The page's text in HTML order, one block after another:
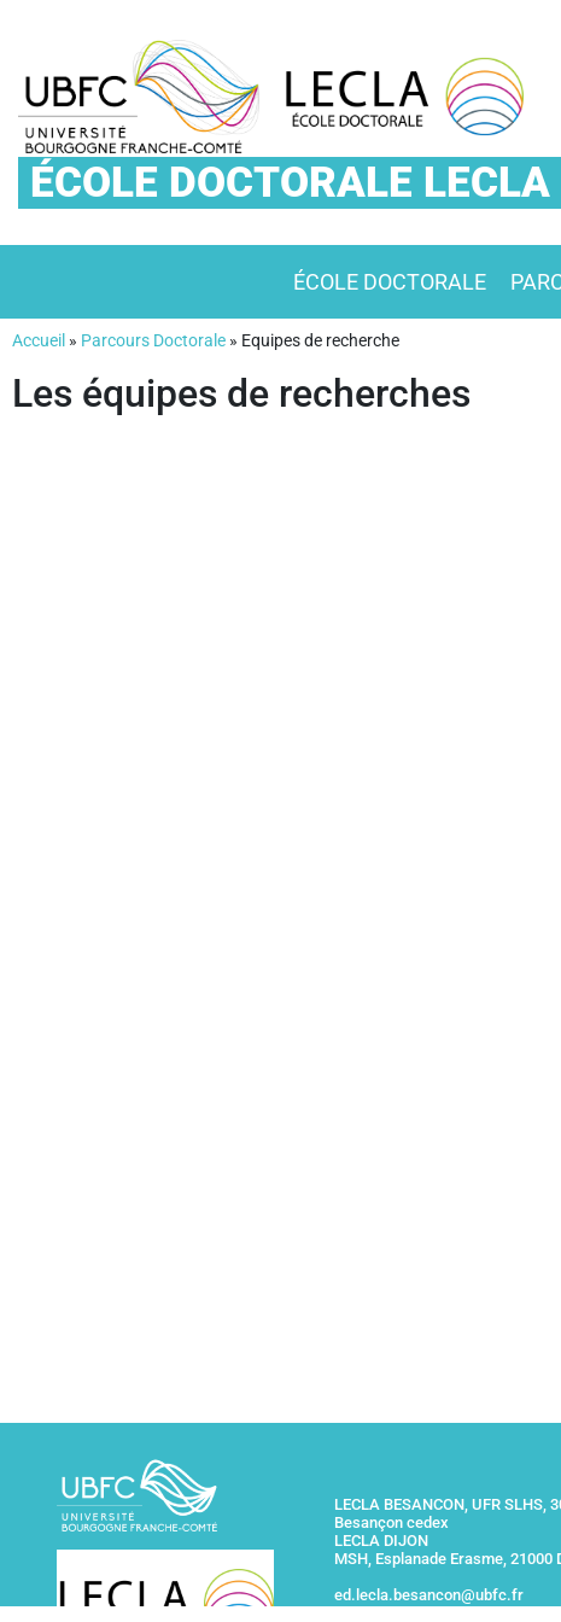
ÉCOLE DOCTORALE LECLA
ÉCOLE DOCTORALE
Accueil » Parcours Doctorale » Equipes de recherche
Les équipes de recherches
LECLA BESANCON, UFR SLHS,
Besançon cedex
LECLA DIJON
MSH, Esplanade Erasme, 21000
ed.lecla.besancon@ubfc.fr